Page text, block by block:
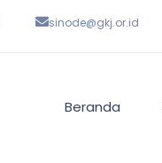
sinode@gkj.or.id
Beranda